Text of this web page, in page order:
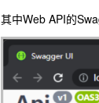
其中Web API的